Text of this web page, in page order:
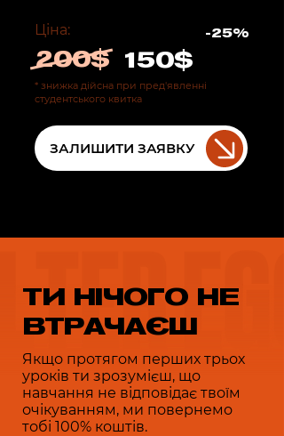
Ціна:
200$ 150$
-25%
* знижка дійсна при пред'явленні
студентського квитка
ЗАЛИШИТИ ЗАЯВКУ
ТИ НІЧОГО НЕ
ВТРАЧАЄШ
Якщо протягом перших трьох
уроків ти зрозумієш, що
навчання не відповідає твоїм
очікуванням, ми повернемо
тобі 100% коштів.